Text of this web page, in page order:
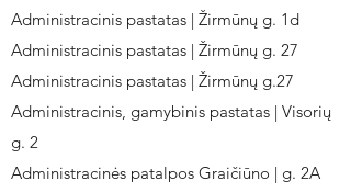
Administracinis pastatas | Žirmūnų g. 1d
Administracinis pastatas | Žirmūnų g. 27
Administracinis pastatas | Žirmūnų g.27
Administracinis, gamybinis pastatas | Visorių
g. 2
Administracinės patalpos Graičiūno | g. 2A